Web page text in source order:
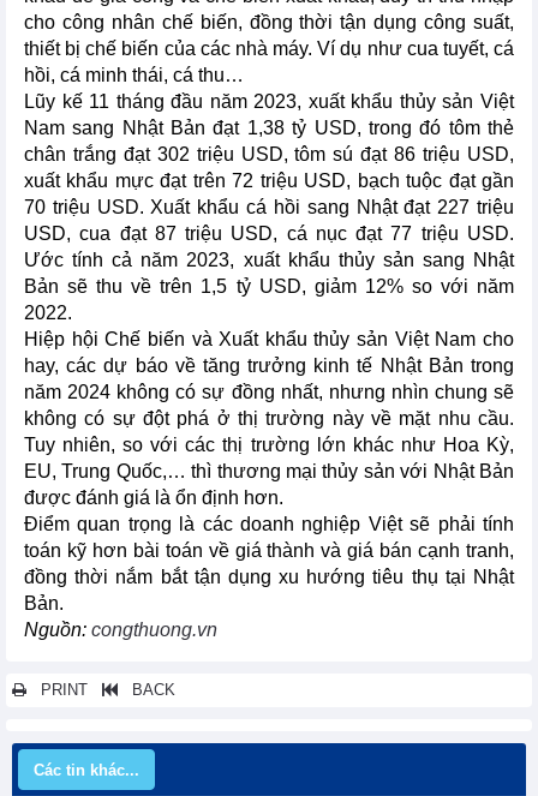
cho công nhân chế biến, đồng thời tận dụng công suất,
thiết bị chế biến của các nhà máy. Ví dụ như cua tuyết, cá
hồi, cá minh thái, cá thu…
Lũy kế 11 tháng đầu năm 2023, xuất khẩu thủy sản Việt
Nam sang Nhật Bản đạt 1,38 tỷ USD, trong đó tôm thẻ
chân trắng đạt 302 triệu USD, tôm sú đạt 86 triệu USD,
xuất khẩu mực đạt trên 72 triệu USD, bạch tuộc đạt gần
70 triệu USD. Xuất khẩu cá hồi sang Nhật đạt 227 triệu
USD, cua đạt 87 triệu USD, cá nục đạt 77 triệu USD.
Ước tính cả năm 2023, xuất khẩu thủy sản sang Nhật
Bản sẽ thu về trên 1,5 tỷ USD, giảm 12% so với năm
2022.
Hiệp hội Chế biến và Xuất khẩu thủy sản Việt Nam cho
hay, các dự báo về tăng trưởng kinh tế Nhật Bản trong
năm 2024 không có sự đồng nhất, nhưng nhìn chung sẽ
không có sự đột phá ở thị trường này về mặt nhu cầu.
Tuy nhiên, so với các thị trường lớn khác như Hoa Kỳ,
EU, Trung Quốc,… thì thương mại thủy sản với Nhật Bản
được đánh giá là ổn định hơn.
Điểm quan trọng là các doanh nghiệp Việt sẽ phải tính
toán kỹ hơn bài toán về giá thành và giá bán cạnh tranh,
đồng thời nắm bắt tận dụng xu hướng tiêu thụ tại Nhật
Bản.
Nguồn: congthuong.vn
PRINT BACK
Các tin khác...